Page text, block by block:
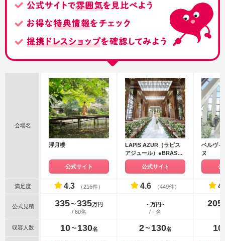
会場名
浮月楼
公式サイト
LAPIS AZUR（ラピス
アジュール）●BRASS
グループ
公式サイト
ベルヴィ
ヌ
公
満足度 4.3 （216件） 4.6 （449件）
公式見積 335〜335万円
/ 60名
- 万円~
/ - 名
205
収容人数 10 〜 130名 2 〜 130名 10